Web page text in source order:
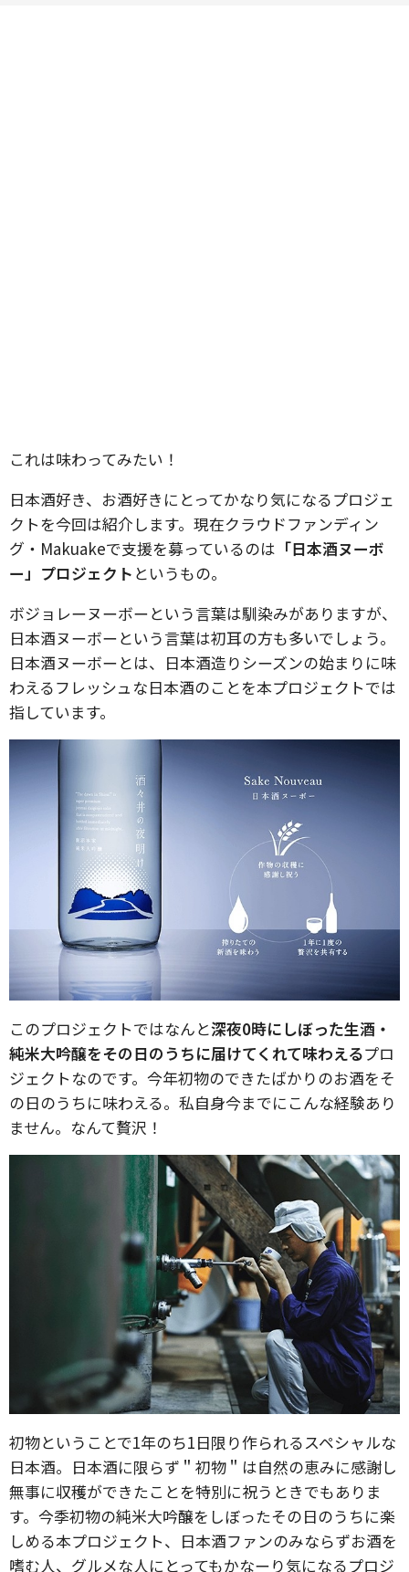
これは味わってみたい！
日本酒好き、お酒好きにとってかなり気になるプロジェ
クトを今回は紹介します。現在クラウドファンディン
グ・Makuakeで支援を募っているのは 「日本酒ヌーボ
ー」プロジェクト というもの。
ボジョレーヌーボーという言葉は馴染みがありますが、
日本酒ヌーボーという言葉は初耳の方も多いでしょう。
日本酒ヌーボーとは、日本酒造りシーズンの始まりに味
わえるフレッシュな日本酒のことを本プロジェクトでは
指しています。
このプロジェクトではなんと深夜0時にしぼった生酒・
純米大吟醸をその日のうちに届けてくれて味わえるプロ
ジェクトなのです。今年初物のできたばかりのお酒をそ
の日のうちに味わえる。私自身今までにこんな経験あり
ません。なんて贅沢！
初物ということで1年のち1日限り作られるスペシャルな
日本酒。日本酒に限らず＂初物＂は自然の恵みに感謝し
無事に収穫ができたことを特別に祝うときでもありま
す。今季初物の純米大吟醸をしぼったその日のうちに楽
しめる本プロジェクト、日本酒ファンのみならずお酒を
嗜む人、グルメな人にとってもかなーり気になるプロジ